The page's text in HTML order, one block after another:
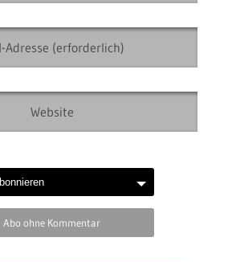
Abo ohne Kommentar